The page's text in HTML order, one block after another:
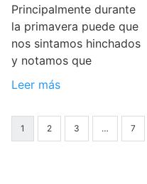
Principalmente durante
la primavera puede que
nos sintamos hinchados
y notamos que
Leer más
1 2 3 … 7